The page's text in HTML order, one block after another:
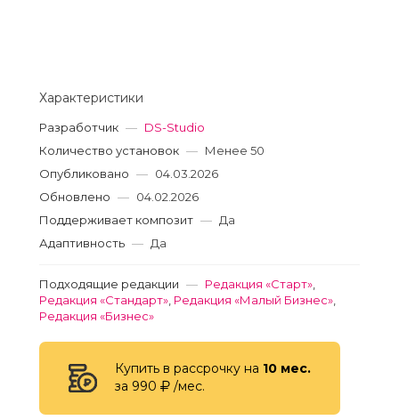
Характеристики
Разработчик — DS-Studio
Количество установок — Менее 50
Опубликовано — 04.03.2026
Обновлено — 04.02.2026
Поддерживает композит — Да
Адаптивность — Да
Подходящие редакции — Редакция «Старт»
Редакция «Стандарт» Редакция «Малый Бизнес»
Редакция «Бизнес»
Купить в рассрочку на 10 мес.
за 990
/мес.